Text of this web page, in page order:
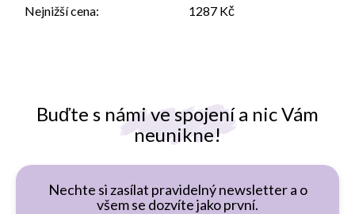
Buďte s námi ve spojení a nic Vám
neunikne!
Nechte si zasílat pravidelný newsletter a o
všem se dozvíte jako první.
Nejnižší cena: 1287 Kč